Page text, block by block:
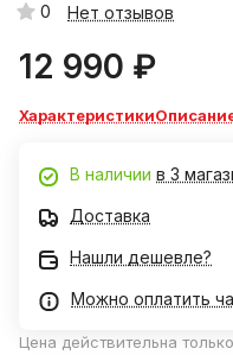
0 Нет отзывов
12 990 ₽
Характеристики
В наличии в 3
Доставка
Нашли дешевле?
Можно оплатить
Цена действительна